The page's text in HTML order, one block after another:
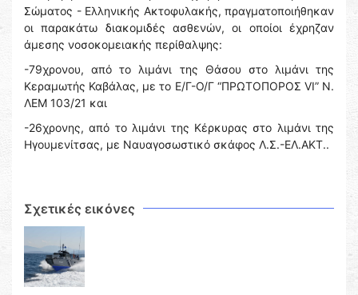
Σώματος - Ελληνικής Ακτοφυλακής, πραγματοποιήθηκαν
οι παρακάτω διακομιδές ασθενών, οι οποίοι έχρηζαν
άμεσης νοσοκομειακής περίθαλψης:
-79χρονου, από το λιμάνι της Θάσου στο λιμάνι της
Κεραμωτής Καβάλας, με το Ε/Γ-Ο/Γ “ΠΡΩΤΟΠΟΡΟΣ VI” N.
ΛΕΜ 103/21 και
-26χρονης, από το λιμάνι της Κέρκυρας στο λιμάνι της
Ηγουμενίτσας, με Ναυαγοσωστικό σκάφος Λ.Σ.-ΕΛ.ΑΚΤ..
Σχετικές εικόνες